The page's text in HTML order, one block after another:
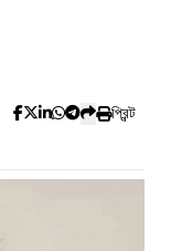
প্রিন্ট